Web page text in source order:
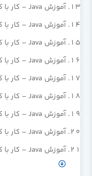
آموزش Java – کار با کلاس Console در Java
آموزش Java – کار با کلاس FilePermission در Java
آموزش Java – کار با کلاس Writer در Java
آموزش Java – کار با کلاس Reader در Java
آموزش Java – کار با کلاس FileWriter در Java
آموزش Java – کار با کلاس FileReader در Java
آموزش Java – کار با کلاس BufferedWriter در Java
آموزش Java – کار با کلاس BufferedReader در Java
آموزش Java – کار با کلاس CharArrayReader در Java